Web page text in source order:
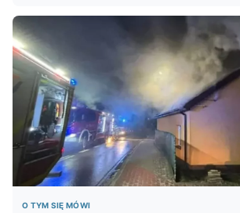
O TYM SIĘ MÓWI